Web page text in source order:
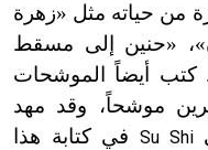
من حياته مثل «زهرة
«حنين إلى مسقط
كتب أيضاً الموشحات
موشحاً، وقد مهد
Su Shi في كتابة هذا